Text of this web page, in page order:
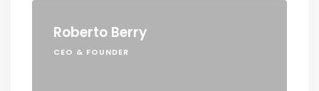
Roberto Berry
CEO & FOUNDER